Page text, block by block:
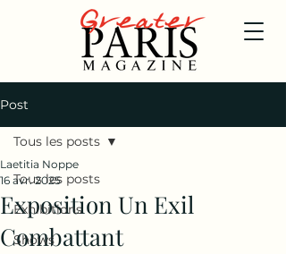
Post
Tous les posts
Exhibitions
Shows
Tous les posts
Exposition Un Exil
Combattant
Laetitia Noppe
16 avr. 2025